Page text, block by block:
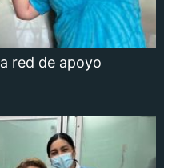
red de apoyo